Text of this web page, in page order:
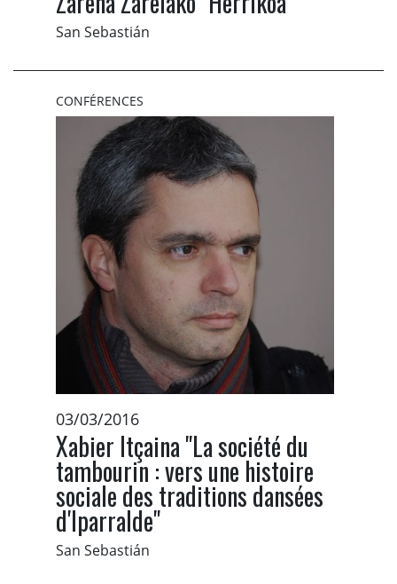
San Sebastián
CONFÉRENCES
03/03/2016
Xabier Itçaina "La société du
tambourin : vers une histoire
sociale des traditions dansées
d'Iparralde"
San Sebastián